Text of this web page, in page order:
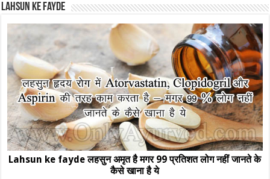
Lahsun ke fayde
Lahsun ke fayde लहसुन अमृत है मगर 99 प्रतिशत लोग नहीं जानते के
कैसे खाना है ये